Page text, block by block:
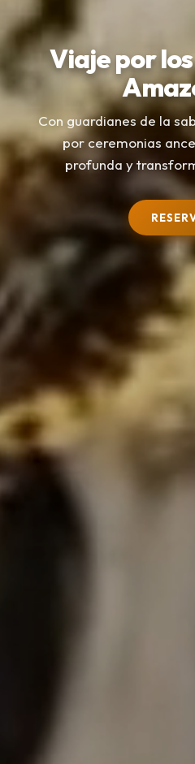
Viaje por
Con guardianes de la
por ceremonias
profunda y